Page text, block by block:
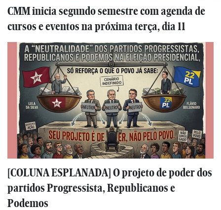
CMM inicia segundo semestre com agenda de
cursos e eventos na próxima terça, dia 11
[COLUNA ESPLANADA] O projeto de poder dos
partidos Progressista, Republicanos e
Podemos